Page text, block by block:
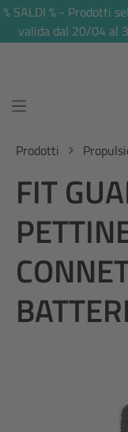
principale
% SALDI % - Prodotti
valida dal 20/04 al
Prodotti
FIT